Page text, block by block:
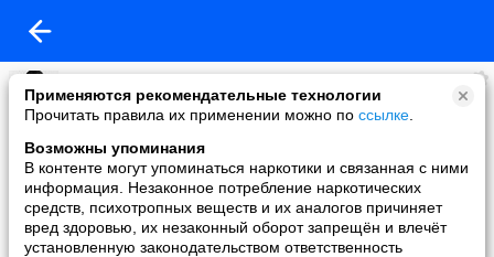
Применяются рекомендательные технологии
Прочитать правила их применении можно по ссылке
Возможны упоминания
В контенте могут упоминаться наркотики и связанная с ними
информация. Незаконное потребление наркотических
средств, психотропных веществ и их аналогов причиняет
вред здоровью, их незаконный оборот запрещён и влечёт
установленную законодательством ответственность
Jan Lu
added a photo
28 Jul в 17:47